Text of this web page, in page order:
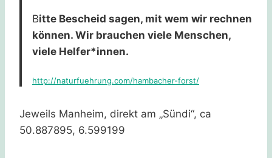
Bitte Bescheid sagen, mit wem wir rechnen
können. Wir brauchen viele Menschen,
viele Helfer*innen.
http://naturfuehrung.com/hambacher-forst/
Jeweils Manheim, direkt am „Sündi“, ca
50.887895, 6.599199